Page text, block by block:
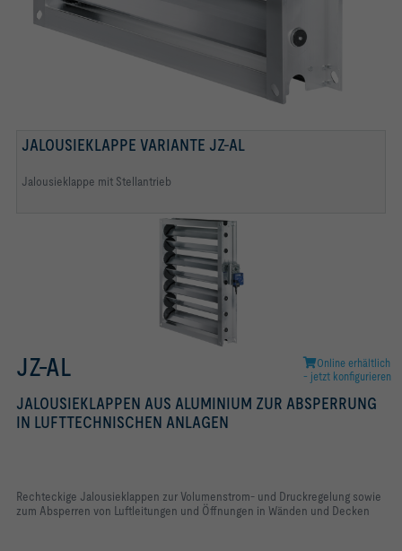
JALOUSIEKLAPPE VARIANTE JZ-AL
Jalousieklappe mit Stellantrieb
Online erhältlich
- jetzt konfigurieren
JZ-AL
JALOUSIEKLAPPEN AUS ALUMINIUM ZUR ABSPERRUNG
IN LUFTTECHNISCHEN ANLAGEN
Rechteckige Jalousieklappen zur Volumenstrom- und Druckregelung sowie
zum Absperren von Luftleitungen und Öffnungen in Wänden und Decken